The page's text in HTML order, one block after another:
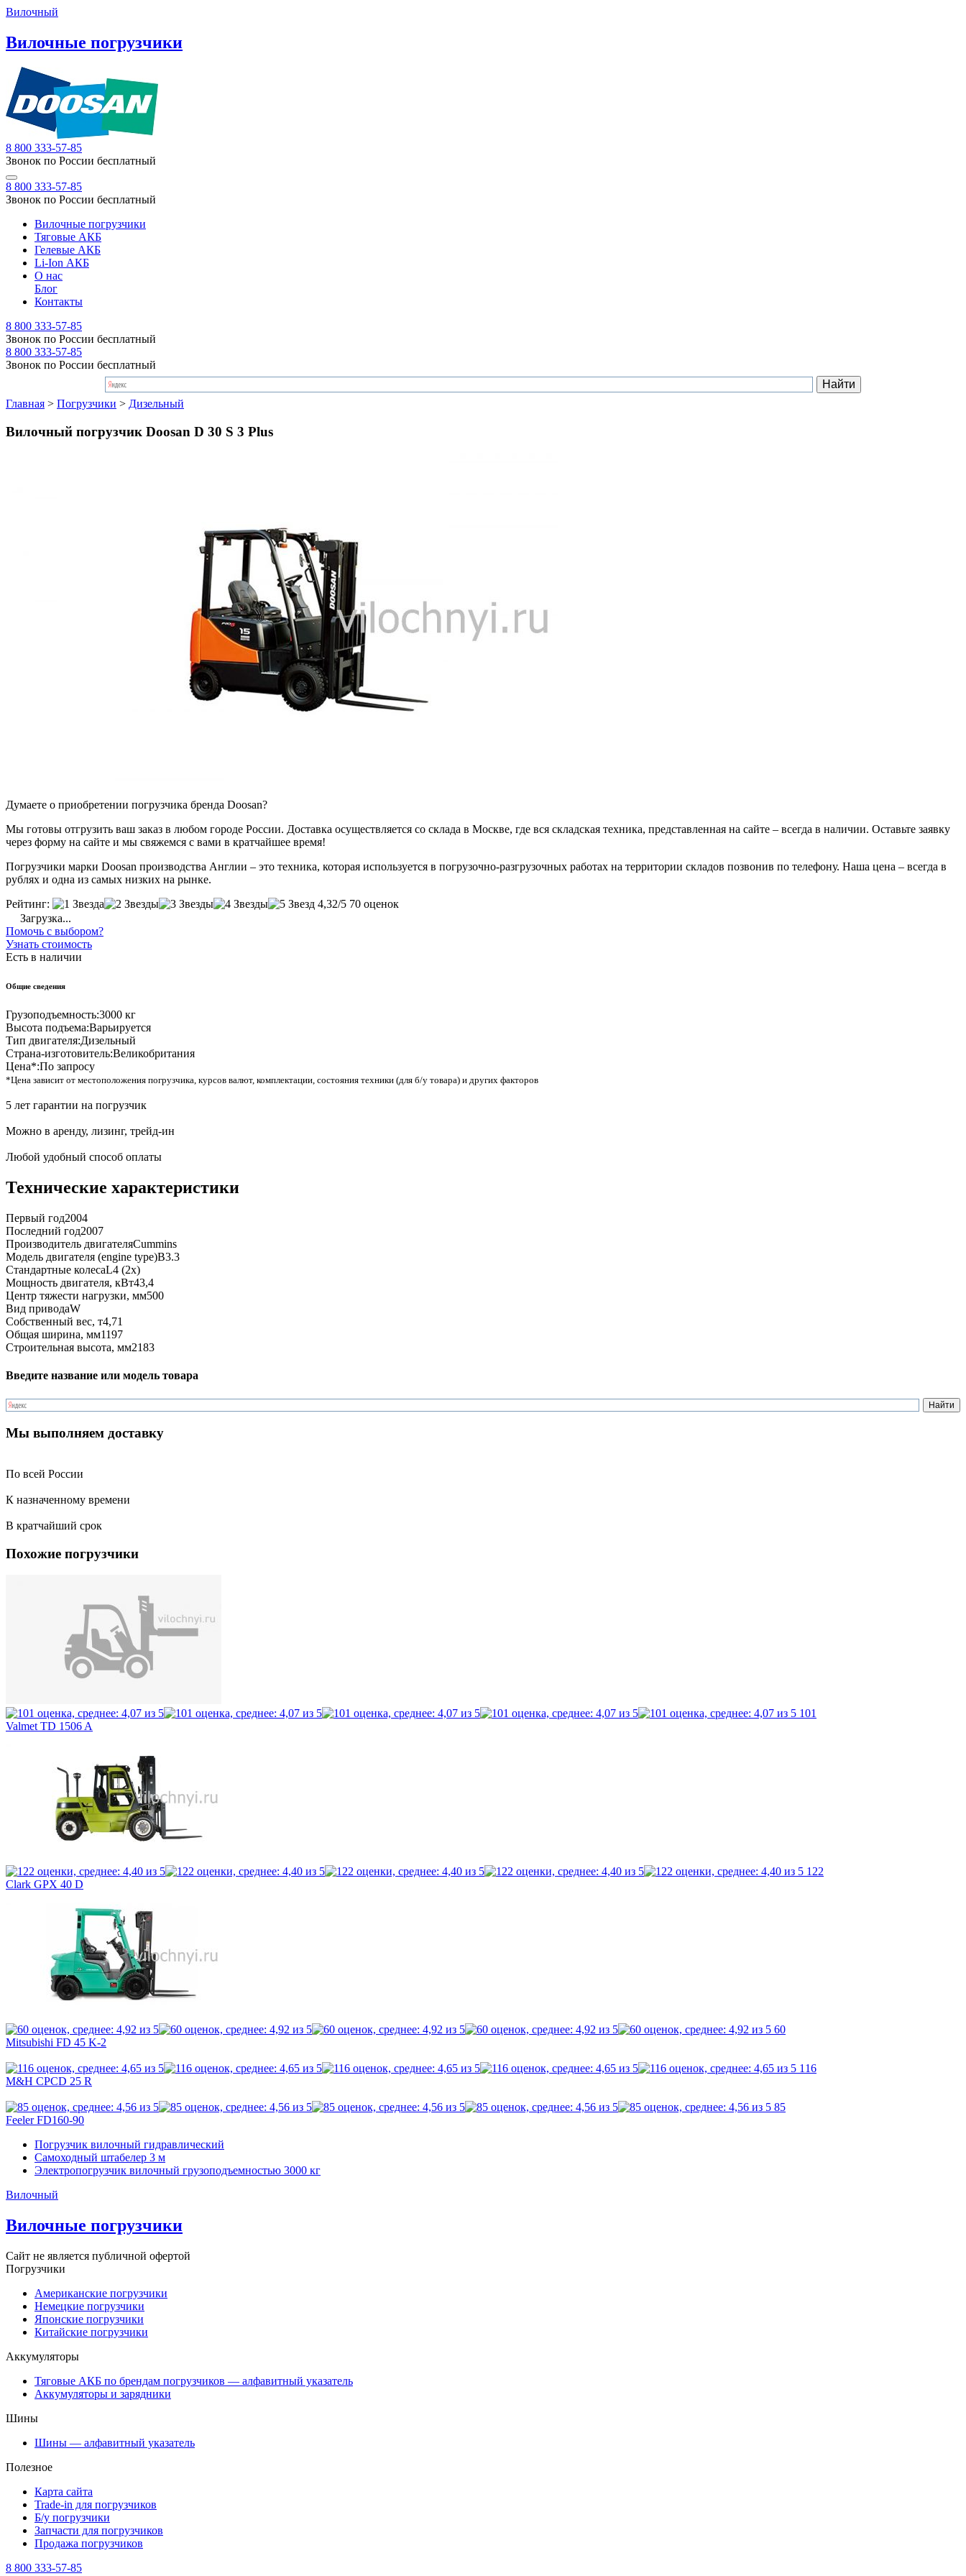
Вилочный
Вилочные погрузчики
8 800 333-57-85
Звонок по России бесплатный
8 800 333-57-85
Звонок по России бесплатный
Вилочные погрузчики
Тяговые АКБ
Гелевые АКБ
Li-Ion АКБ
О нас
Блог
Контакты
8 800 333-57-85
Звонок по России бесплатный
8 800 333-57-85
Звонок по России бесплатный
Главная > Погрузчики > Дизельный
Вилочный погрузчик Doosan D 30 S 3 Plus
Думаете о приобретении погрузчика бренда Doosan?
Мы готовы отгрузить ваш заказ в любом городе России. Доставка осуществляется со склада в Москве, где вся складская техника, представленная на сайте – всегда в наличии. Оставьте заявку
через форму на сайте и мы свяжемся с вами в кратчайшее время!
Погрузчики марки Doosan производства Англии – это техника, которая используется в погрузочно-разгрузочных работах на территории складов позвонив по телефону. Наша цена – всегда в
рублях и одна из самых низких на рынке.
Рейтинг:
4,32/5 70 оценок
Загрузка...
Помочь с выбором?
Узнать стоимость
Есть в наличии
Общие сведения
Грузоподъемность:3000 кг
Высота подъема:Варьируется
Тип двигателя:Дизельный
Страна-изготовитель:Великобритания
Цена*:По запросу
*Цена зависит от местоположения погрузчика, курсов валют, комплектации, состояния техники (для б/у товара) и других факторов
5 лет гарантии на погрузчик
Можно в аренду, лизинг, трейд-ин
Любой удобный способ оплаты
Технические характеристики
Первый год2004
Последний год2007
Производитель двигателяCummins
Модель двигателя (engine type)B3.3
Стандартные колесаL4 (2x)
Мощность двигателя, кВт43,4
Центр тяжести нагрузки, мм500
Вид приводаW
Собственный вес, т4,71
Общая ширина, мм1197
Строительная высота, мм2183
Введите название или модель товара
Мы выполняем доставку
По всей России
К назначенному времени
В кратчайший срок
Похожие погрузчики
101
Valmet TD 1506 A
122
Clark GPX 40 D
60
Mitsubishi FD 45 K-2
116
M&H CPCD 25 R
85
Feeler FD160-90
Погрузчик вилочный гидравлический
Самоходный штабелер 3 м
Электропогрузчик вилочный грузоподъемностью 3000 кг
Вилочный
Вилочные погрузчики
Сайт не является публичной офертой
Погрузчики
Американские погрузчики
Немецкие погрузчики
Японские погрузчики
Китайские погрузчики
Аккумуляторы
Тяговые АКБ по брендам погрузчиков — алфавитный указатель
Аккумуляторы и зарядники
Шины
Шины — алфавитный указатель
Полезное
Карта сайта
Trade-in для погрузчиков
Б/у погрузчики
Запчасти для погрузчиков
Продажа погрузчиков
8 800 333-57-85